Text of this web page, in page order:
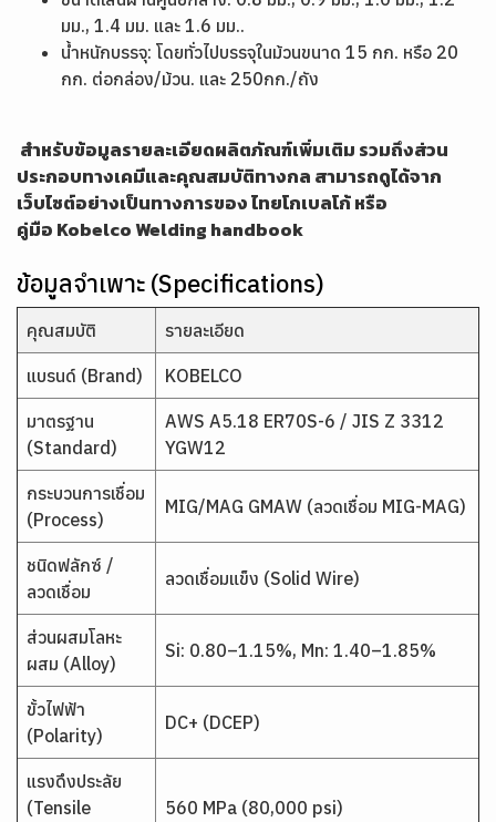
มม., 1.4 มม. และ 1.6 มม..
น้ำหนักบรรจุ: โดยทั่วไปบรรจุในม้วนขนาด 15 กก. หรือ 20
กก. ต่อกล่อง/ม้วน. และ 250กก./ถัง
สำหรับข้อมูลรายละเอียดผลิตภัณฑ์เพิ่มเติม รวมถึงส่วน
ประกอบทางเคมีและคุณสมบัติทางกล สามารถดูได้จาก
เว็บไซต์อย่างเป็นทางการของ ไทยโกเบลโก้ หรือ
คู่มือ Kobelco Welding handbook
ข้อมูลจำเพาะ (Specifications)
คุณสมบัติ รายละเอียด
แบรนด์ (Brand) KOBELCO
มาตรฐาน
(Standard)
AWS A5.18 ER70S-6 / JIS Z 3312
YGW12
กระบวนการเชื่อม
(Process)
MIG/MAG GMAW (ลวดเชื่อม MIG-MAG)
ชนิดฟลักซ์ /
ลวดเชื่อม
ลวดเชื่อมแข็ง (Solid Wire)
ส่วนผสมโลหะ
ผสม (Alloy)
Si: 0.80–1.15%, Mn: 1.40–1.85%
ขั้วไฟฟ้า
(Polarity)
DC+ (DCEP)
แรงดึงประลัย
(Tensile
560 MPa (80,000 psi)